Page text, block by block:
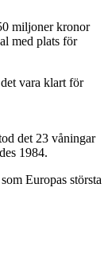
miljoner kronor
med plats för
vara klart för
det 23 våningar
1984.
Europas största